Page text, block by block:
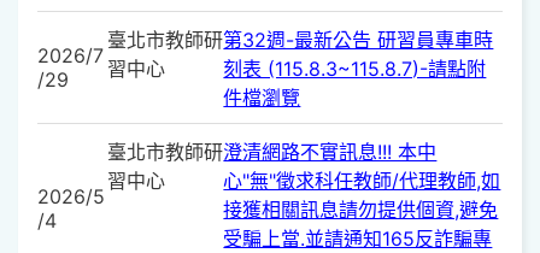
2026/7
/29
臺北市教師研
習中心
第32週-最新公告 研習員專車時
刻表 (115.8.3~115.8.7)-請點附
件檔瀏覽
2026/5
/4
臺北市教師研
習中心
澄清網路不實訊息!!! 本中
心"無"徵求科任教師/代理教師,如
接獲相關訊息請勿提供個資,避免
受騙上當.並請通知165反詐騙專